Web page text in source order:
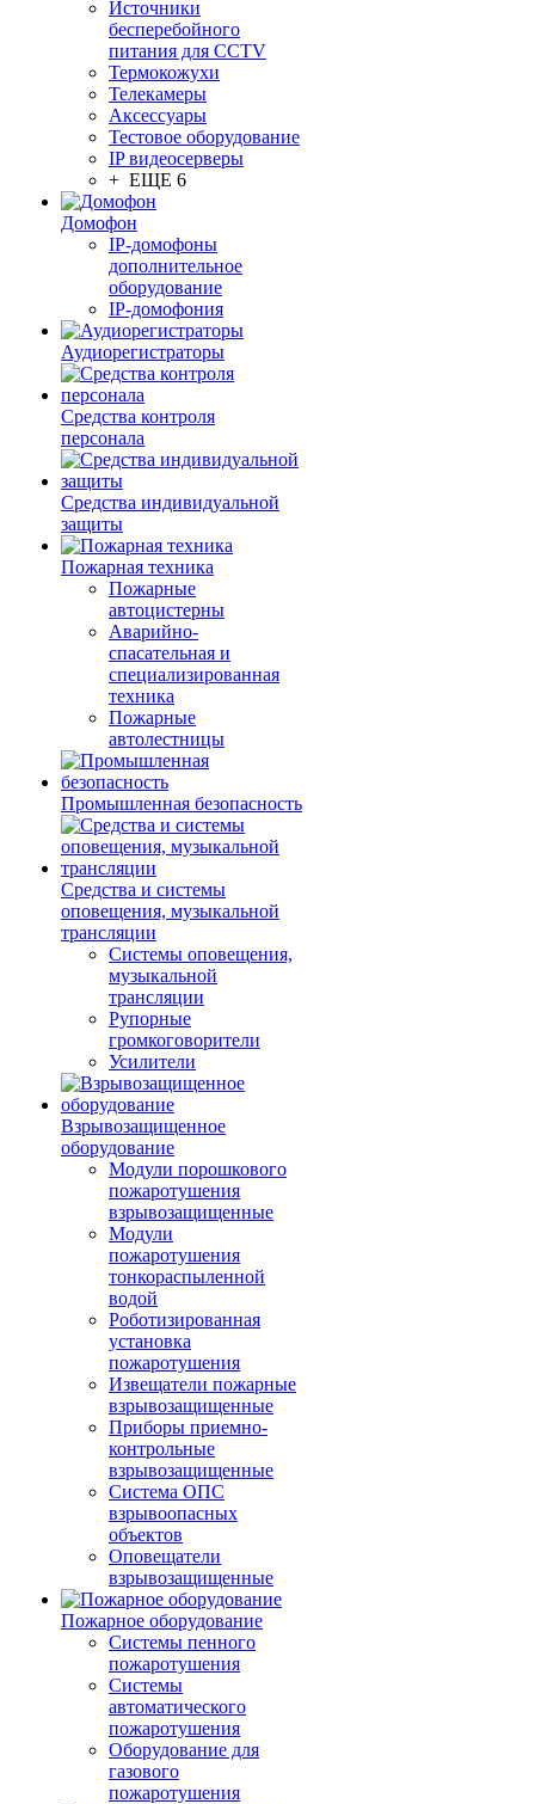
Источники
бесперебойного
питания для CCTV
Термокожухи
Телекамеры
Аксессуары
Тестовое оборудование
IP видеосерверы
+ ЕЩЕ 6
Домофон
IP-домофоны
дополнительное
оборудование
IP-домофония
Аудиорегистраторы
Средства контроля
персонала
Средства индивидуальной
защиты
Пожарная техника
Пожарные
автоцистерны
Аварийно-
спасательная и
специализированная
техника
Пожарные
автолестницы
Промышленная безопасность
Средства и системы
оповещения, музыкальной
трансляции
Системы оповещения,
музыкальной
трансляции
Рупорные
громкоговорители
Усилители
Взрывозащищенное
оборудование
Модули порошкового
пожаротушения
взрывозащищенные
Модули
пожаротушения
тонкораспыленной
водой
Роботизированная
установка
пожаротушения
Извещатели пожарные
взрывозащищенные
Приборы приемно-
контрольные
взрывозащищенные
Система ОПС
взрывоопасных
объектов
Оповещатели
взрывозащищенные
Пожарное оборудование
Системы пенного
пожаротушения
Системы
автоматического
пожаротушения
Оборудование для
газового
пожаротушения